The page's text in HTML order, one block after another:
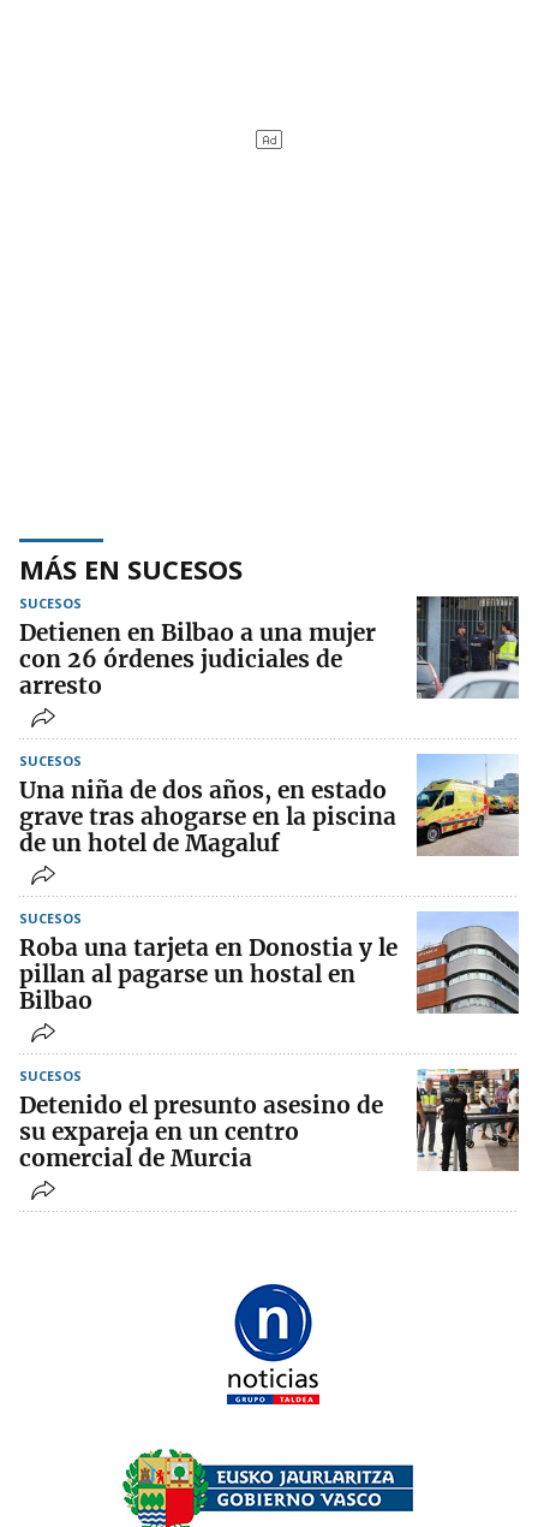
MÁS EN SUCESOS
SUCESOS
Detienen en Bilbao a una mujer
con 26 órdenes judiciales de
arresto
SUCESOS
Una niña de dos años, en estado
grave tras ahogarse en la piscina
de un hotel de Magaluf
SUCESOS
Roba una tarjeta en Donostia y le
pillan al pagarse un hostal en
Bilbao
SUCESOS
Detenido el presunto asesino de
su expareja en un centro
comercial de Murcia